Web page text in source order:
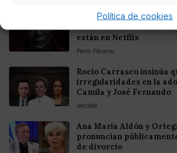
Política de cookies
Checa éstas películas
morir de miedo en ésta
están en Netflix
Perro Páramo
Rocío Carrasco insinúa
irregularidades en la
Camila y José Fernando
VecoVet
Ana María Aldón y
pronuncian
de divorcio